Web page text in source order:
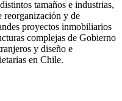
tamaños e industrias,
reorganización y de
proyectos inmobiliarios
complejas de Gobierno
y diseño e
en Chile.